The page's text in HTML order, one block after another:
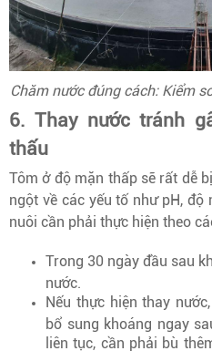
Chăm nước đúng cách: Kiểm
6. Thay nước tránh
thấu
Tôm ở độ mặn thấp sẽ rất dễ
ngột về các yếu tố như pH, độ
nuôi cần phải thực hiện theo
Trong 30 ngày đầu sau
nước.
Nếu thực hiện thay
bổ sung khoáng ngay
liên tục, cần phải bù